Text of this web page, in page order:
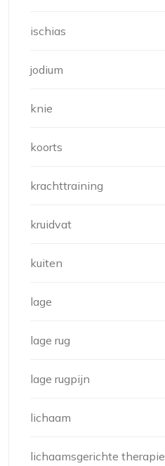
ischias
jodium
knie
koorts
krachttraining
kruidvat
kuiten
lage
lage rug
lage rugpijn
lichaam
lichaamsgerichte therapie